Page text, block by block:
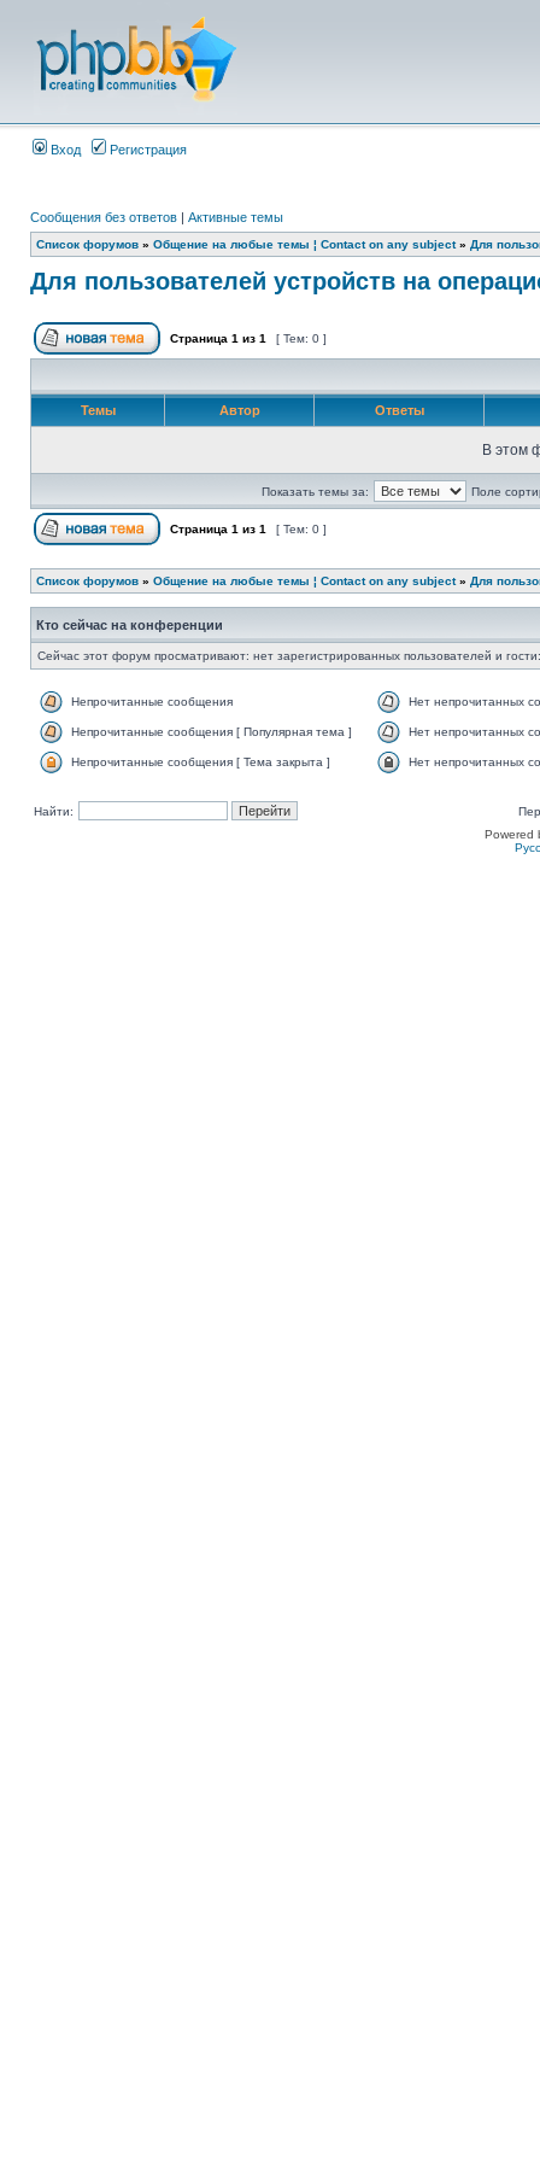
Вход Регистрация
Сообщения без ответов | Активные темы
Список форумов » Общение на любые темы ¦ Contact on any subject» Для
Для пользователей устройств на
Страница 1 из 1 [ Тем: 0 ]
Темы Автор Ответы
В этом
Показать темы за: Поле
Страница 1 из 1 [ Тем: 0 ]
Список форумов » Общение на любые темы ¦ Contact on any subject» Для
Кто сейчас на конференции
Сейчас этот форум просматривают: нет зарегистрированных пользователей и
Непрочитанные сообщения Нет непрочитанных
Непрочитанные сообщения [ Популярная тема ] Нет непрочитанных
Непрочитанные сообщения [ Тема закрыта ] Нет непрочитанных
Найти:
Powered